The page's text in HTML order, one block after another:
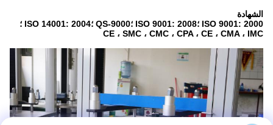
الشهادة
ISO 9001: 2000 ؛ISO 9001: 2008 ؛QS-9000 ؛ISO 14001: 2004 ؛
CE ، SMC ، CMC ، CPA ، CE ، CMA ، IMC